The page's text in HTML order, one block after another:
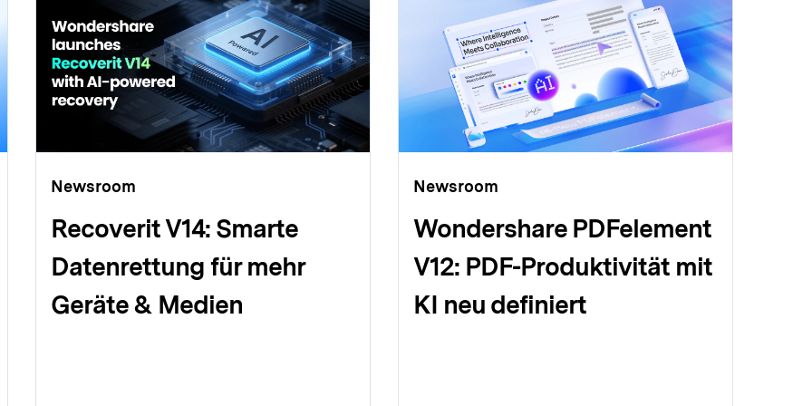
Newsroom
Recoverit V14: Smarte
Datenrettung für mehr
Geräte & Medien
Newsroom
Wondershare PDFelement
V12: PDF-Produktivität mit
KI neu definiert